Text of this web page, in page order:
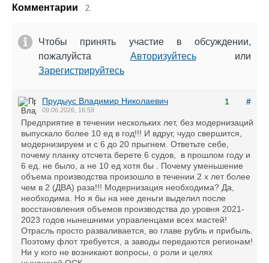
Комментарии 2.
Чтобы принять участие в обсуждении,
пожалуйста Авторизуйтесьили
Зарегистрируйтесь
1 #
Прудыус Владимир Николаевич
09.06.2026, 16:59
Предприятие в течении нескольких лет, без модернизаций
выпускало более 10 ед в год!!! И вдруг, чудо свершится,
модернизируем и с 6 до 20 прыгнем. Ответьте себе,
почему планку отсчета берете 6 судов, в прошлом году и
6 ед. не было, а не 10 ед хотя бы . Почему уменьшение
объема производства произошло в течении 2 х лет более
чем в 2 (ДВА) раза!!! Модернизация необходима? Да,
необходима. Но я бы на нее деньги выделил после
восстановления объемов производства до уровня 2021-
2023 годов нынешними управленцами всех мастей!
Отрасль просто разваливается, во главе рубль и прибыль.
Поэтому флот требуется, а заводы передаются регионам!
Ни у кого не возникают вопросы, о роли и целях